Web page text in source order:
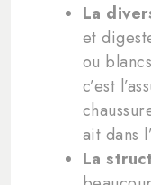
La
et
ou
c’est
ait dans
La